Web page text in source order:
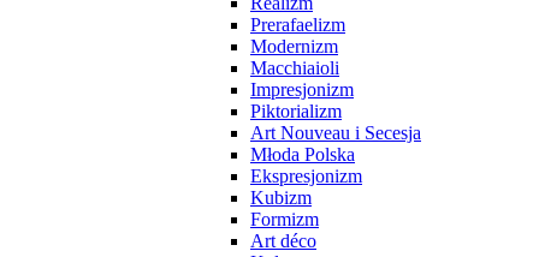
Prerafaelizm
Modernizm
Macchiaioli
Impresjonizm
Piktorializm
Art Nouveau i Secesja
Młoda Polska
Ekspresjonizm
Kubizm
Formizm
Art déco